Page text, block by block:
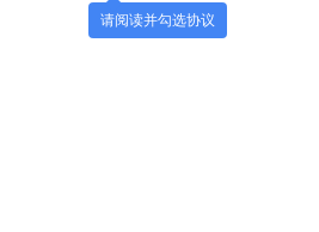
请阅读并勾选协议